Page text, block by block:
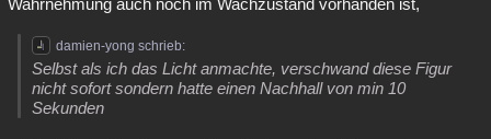
Wahrnehmung auch noch im Wachzustand vorhanden ist,
damien-yong schrieb:
Selbst als ich das Licht anmachte, verschwand diese Figur
nicht sofort sondern hatte einen Nachhall von min 10
Sekunden